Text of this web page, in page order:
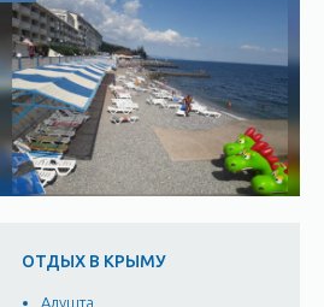
ОТДЫХ В КРЫМУ
Алушта